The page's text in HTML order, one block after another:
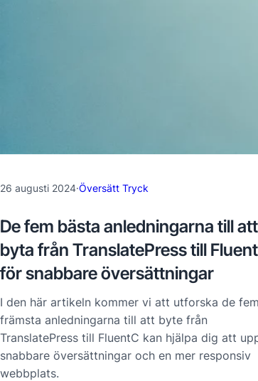
26 augusti 2024·Översätt Tryck
De fem bästa anledningarna till att
byta från TranslatePress till
för snabbare översättningar
I den här artikeln kommer vi att utforska de fem
främsta anledningarna till att byte från
TranslatePress till FluentC kan hjälpa dig att
snabbare översättningar och en mer responsiv
webbplats.